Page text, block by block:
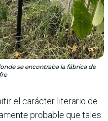
se encontraba la fábrica de
el carácter literario de
probable que tales